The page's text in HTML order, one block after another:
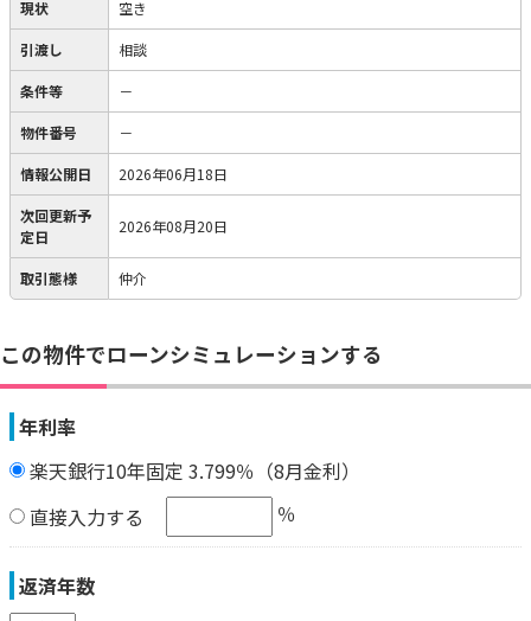
現状 空き
引渡し 相談
条件等 －
物件番号 －
情報公開日 2026年06月18日
次回更新予
定日
2026年08月20日
取引態様 仲介
この物件でローンシミュレーションする
年利率
楽天銀行10年固定 3.799％（8月金利）
直接入力する
％
返済年数